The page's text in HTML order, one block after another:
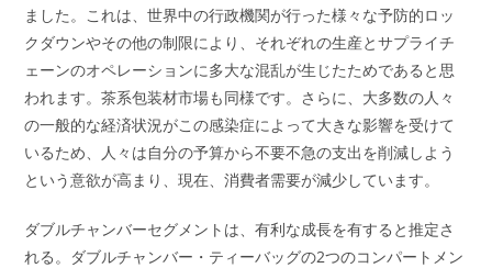
ました。これは、世界中の行政機関が行った様々な予防的ロッ
クダウンやその他の制限により、それぞれの生産とサプライチ
ェーンのオペレーションに多大な混乱が生じたためであると思
われます。茶系包装材市場も同様です。さらに、大多数の人々
の一般的な経済状況がこの感染症によって大きな影響を受けて
いるため、人々は自分の予算から不要不急の支出を削減しよう
という意欲が高まり、現在、消費者需要が減少しています。
ダブルチャンバーセグメントは、有利な成長を有すると推定さ
れる。ダブルチャンバー・ティーバッグの2つのコンパートメン